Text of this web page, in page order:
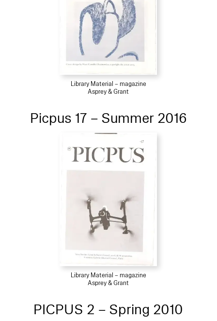
Library Material – magazine
Asprey & Grant
Picpus 17 – Summer 2016
Library Material – magazine
Asprey & Grant
PICPUS 2 – Spring 2010